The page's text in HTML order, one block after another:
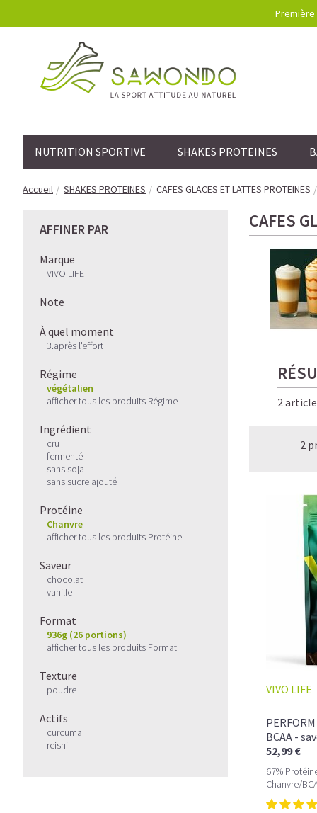
Première
NUTRITION SPORTIVE SHAKES PROTEINES
Accueil SHAKES PROTEINES CAFES GLACES ET LATTES PROTEINES
AFFINER PAR
Marque
VIVO LIFE
Note
À quel moment
3.après l'effort
Régime
végétalien
afficher tous les produits Régime
Ingrédient
cru
fermenté
sans soja
sans sucre ajouté
Protéine
Chanvre
afficher tous les produits Protéine
Saveur
chocolat
vanille
Format
936g (26 portions)
afficher tous les produits Format
Texture
poudre
Actifs
curcuma
reishi
CAFES
2
2
VIVO LIFE
BCAA -
52,99 €
67%
Chanvre/